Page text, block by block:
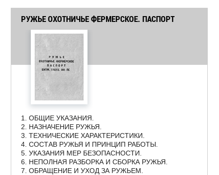
РУЖЬЕ ОХОТНИЧЬЕ ФЕРМЕРСКОЕ. ПАСПОРТ
1. ОБЩИЕ УКАЗАНИЯ.
2. НАЗНАЧЕНИЕ РУЖЬЯ.
3. ТЕХНИЧЕСКИЕ ХАРАКТЕРИСТИКИ.
4. СОСТАВ РУЖЬЯ И ПРИНЦИП РАБОТЫ.
5. УКАЗАНИЯ МЕР БЕЗОПАСНОСТИ.
6. НЕПОЛНАЯ РАЗБОРКА И СБОРКА РУЖЬЯ.
7. ОБРАЩЕНИЕ И УХОД ЗА РУЖЬЕМ.